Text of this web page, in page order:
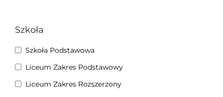
Szkoła
Szkoła Podstawowa
Liceum Zakres Podstawowy
Liceum Zakres Rozszerzony